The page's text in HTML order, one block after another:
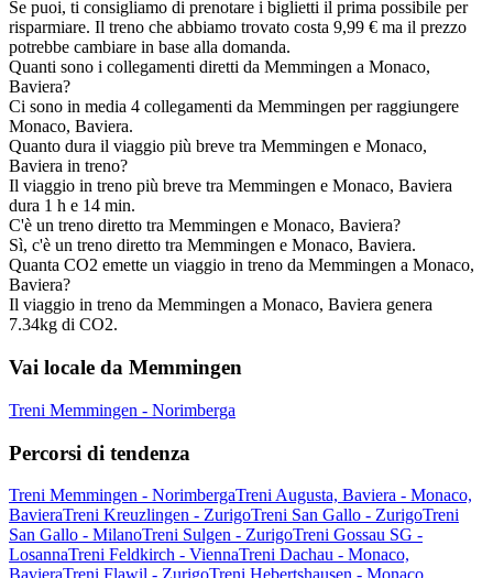
Se puoi, ti consigliamo di prenotare i biglietti il prima possibile per
risparmiare. Il treno che abbiamo trovato costa 9,99 € ma il prezzo
potrebbe cambiare in base alla domanda.
Quanti sono i collegamenti diretti da Memmingen a Monaco,
Baviera?
Ci sono in media 4 collegamenti da Memmingen per raggiungere
Monaco, Baviera.
Quanto dura il viaggio più breve tra Memmingen e Monaco,
Baviera in treno?
Il viaggio in treno più breve tra Memmingen e Monaco, Baviera
dura 1 h e 14 min.
C'è un treno diretto tra Memmingen e Monaco, Baviera?
Sì, c'è un treno diretto tra Memmingen e Monaco, Baviera.
Quanta CO2 emette un viaggio in treno da Memmingen a Monaco,
Baviera?
Il viaggio in treno da Memmingen a Monaco, Baviera genera
7.34kg di CO2.
Vai locale da Memmingen
Treni Memmingen - Norimberga
Percorsi di tendenza
Treni Memmingen - NorimbergaTreni Augusta, Baviera - Monaco,
BavieraTreni Kreuzlingen - ZurigoTreni San Gallo - ZurigoTreni
San Gallo - MilanoTreni Sulgen - ZurigoTreni Gossau SG -
LosannaTreni Feldkirch - ViennaTreni Dachau - Monaco,